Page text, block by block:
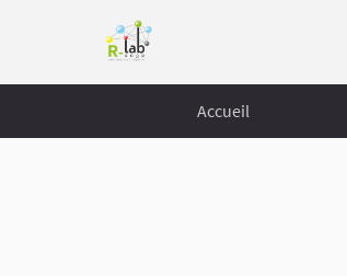
Accueil